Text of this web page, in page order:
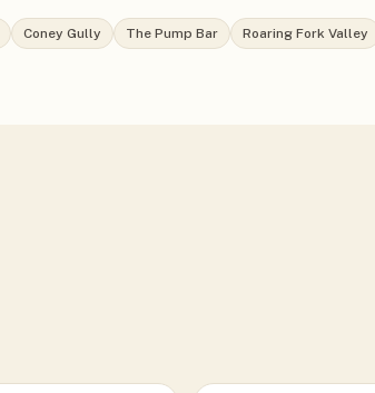
Coney Gully The Pump Bar Roaring Fork Valley